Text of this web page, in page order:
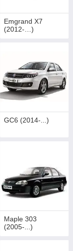
Emgrand X7
(2012-…)
GC6 (2014-...)
Maple 303
(2005-...)